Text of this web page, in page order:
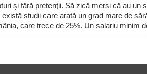
şi fără pretenţii. Să zică mersi că au un
există studii care arată un grad mare de
care trece de 25%. Un salariu minim